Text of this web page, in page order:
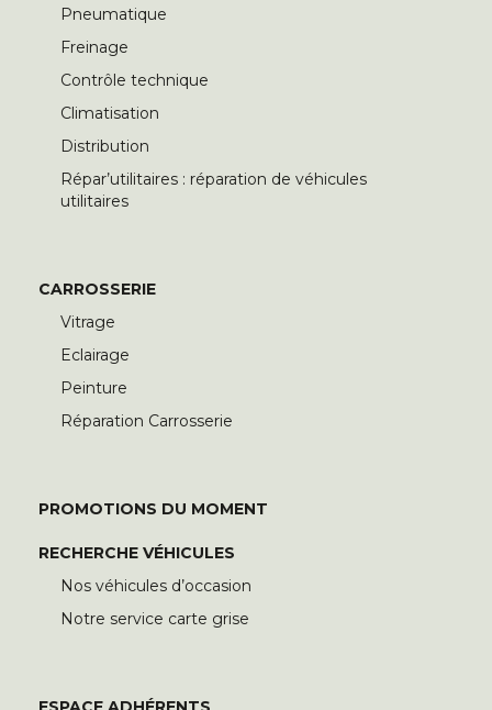
Pneumatique
Freinage
Contrôle technique
Climatisation
Distribution
Répar’utilitaires : réparation de véhicules
utilitaires
CARROSSERIE
Vitrage
Eclairage
Peinture
Réparation Carrosserie
PROMOTIONS DU MOMENT
RECHERCHE VÉHICULES
Nos véhicules d’occasion
Notre service carte grise